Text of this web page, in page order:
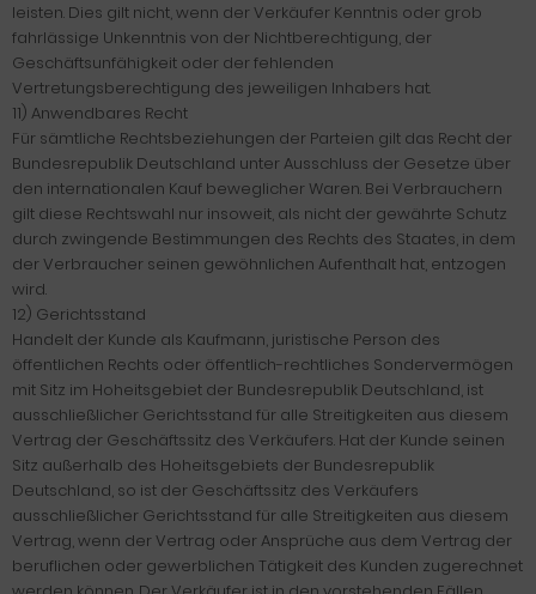
leisten. Dies gilt nicht, wenn der Verkäufer Kenntnis oder grob
fahrlässige Unkenntnis von der Nichtberechtigung, der
Geschäftsunfähigkeit oder der fehlenden
Vertretungsberechtigung des jeweiligen Inhabers hat.
11) Anwendbares Recht
Für sämtliche Rechtsbeziehungen der Parteien gilt das Recht der
Bundesrepublik Deutschland unter Ausschluss der Gesetze über
den internationalen Kauf beweglicher Waren. Bei Verbrauchern
gilt diese Rechtswahl nur insoweit, als nicht der gewährte Schutz
durch zwingende Bestimmungen des Rechts des Staates, in dem
der Verbraucher seinen gewöhnlichen Aufenthalt hat, entzogen
wird.
12) Gerichtsstand
Handelt der Kunde als Kaufmann, juristische Person des
öffentlichen Rechts oder öffentlich-rechtliches Sondervermögen
mit Sitz im Hoheitsgebiet der Bundesrepublik Deutschland, ist
ausschließlicher Gerichtsstand für alle Streitigkeiten aus diesem
Vertrag der Geschäftssitz des Verkäufers. Hat der Kunde seinen
Sitz außerhalb des Hoheitsgebiets der Bundesrepublik
Deutschland, so ist der Geschäftssitz des Verkäufers
ausschließlicher Gerichtsstand für alle Streitigkeiten aus diesem
Vertrag, wenn der Vertrag oder Ansprüche aus dem Vertrag der
beruflichen oder gewerblichen Tätigkeit des Kunden zugerechnet